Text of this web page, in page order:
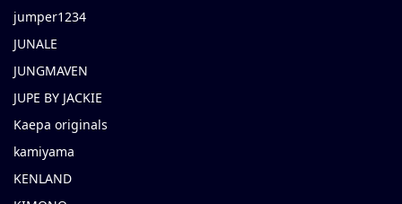
jumper1234
JUNALE
JUNGMAVEN
JUPE BY JACKIE
Kaepa originals
kamiyama
KENLAND